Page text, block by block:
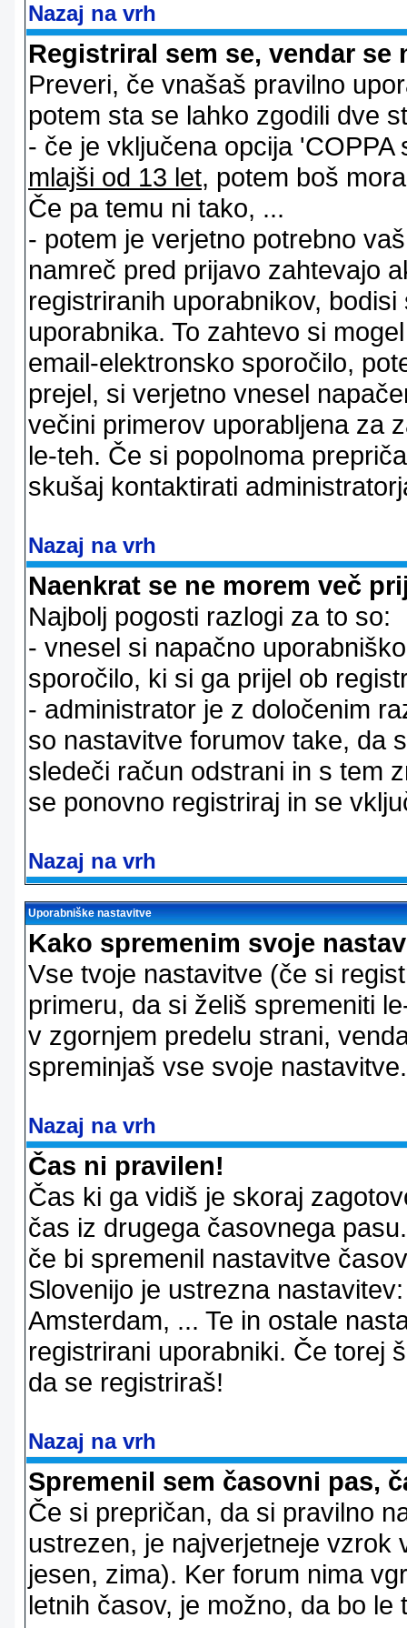
Nazaj na vrh
Registriral sem se, vendar
Preveri, če vnašaš pravilno
potem sta se lahko zgodili dve
- če je vključena opcija
mlajši od 13 let, potem boš
Če pa temu ni tako, ...
- potem je verjetno potrebno
namreč pred prijavo zahtevajo
registriranih uporabnikov,
uporabnika. To zahtevo si
email-elektronsko sporočilo,
prejel, si verjetno vnesel
večini primerov uporabljena za
le-teh. Če si popolnoma
skušaj kontaktirati
Nazaj na vrh
Naenkrat se ne morem več
Najbolj pogosti razlogi za to so:
- vnesel si napačno
sporočilo, ki si ga prijel ob
- administrator je z določenim
so nastavitve forumov take, da
sledeči račun odstrani in s tem
se ponovno registriraj in se
Nazaj na vrh
Uporabniške nastavitve
Kako spremenim svoje
Vse tvoje nastavitve (če si
primeru, da si želiš spremeniti
v zgornjem predelu strani,
spreminjaš vse svoje nastavitve.
Nazaj na vrh
Čas ni pravilen!
Čas ki ga vidiš je skoraj
čas iz drugega časovnega
če bi spremenil nastavitve
Slovenijo je ustrezna
Amsterdam, ... Te in ostale
registrirani uporabniki. Če torej
da se registriraš!
Nazaj na vrh
Spremenil sem časovni pas,
Če si prepričan, da si pravilno
ustrezen, je najverjetneje vzrok
jesen, zima). Ker forum nima
letnih časov, je možno, da bo le